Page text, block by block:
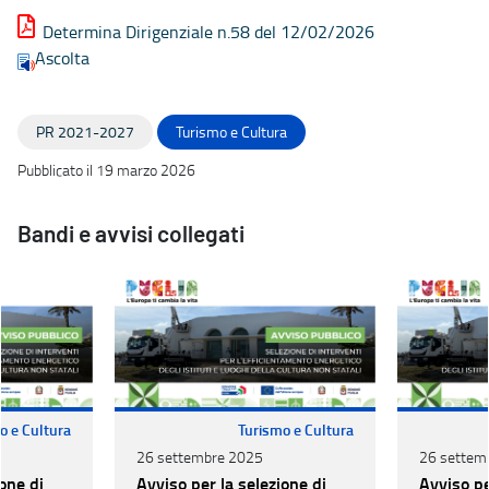
Determina Dirigenziale n.58 del 12/02/2026
Ascolta
PR 2021-2027
Turismo e Cultura
Pubblicato il 19 marzo 2026
Bandi e avvisi collegati
e Cultura
di
Turismo e Cultura
26 settembre 2025
Avviso per la selezione di
26
Avviso